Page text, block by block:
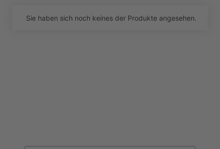
Sie haben sich noch keines der Produkte angesehen.